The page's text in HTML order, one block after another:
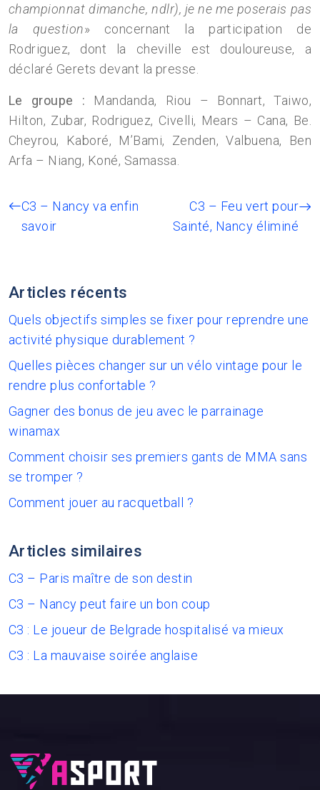
championnat dimanche, ndlr), je ne me poserais pas
la question» concernant la participation de
Rodriguez, dont la cheville est douloureuse, a
déclaré Gerets devant la presse.
Le groupe : Mandanda, Riou – Bonnart, Taiwo,
Hilton, Zubar, Rodriguez, Civelli, Mears – Cana, Be.
Cheyrou, Kaboré, M’Bami, Zenden, Valbuena, Ben
Arfa – Niang, Koné, Samassa.
C3 – Nancy va enfin
savoir
C3 – Feu vert pour
Sainté, Nancy éliminé
Articles récents
Quels objectifs simples se fixer pour reprendre une
activité physique durablement ?
Quelles pièces changer sur un vélo vintage pour le
rendre plus confortable ?
Gagner des bonus de jeu avec le parrainage
winamax
Comment choisir ses premiers gants de MMA sans
se tromper ?
Comment jouer au racquetball ?
Articles similaires
C3 – Paris maître de son destin
C3 – Nancy peut faire un bon coup
C3 : Le joueur de Belgrade hospitalisé va mieux
C3 : La mauvaise soirée anglaise